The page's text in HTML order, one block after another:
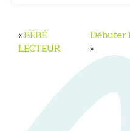
«BÉBÉ
LECTEUR
Débuter
»